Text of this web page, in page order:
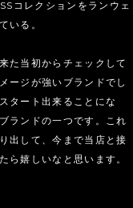
コレクションをランウェ
いる。
た当初からチェックして
ージが強いブランドでし
タート出来ることにな
ランドの一つです。これ
出して、今まで当店と接
ら嬉しいなと思います。